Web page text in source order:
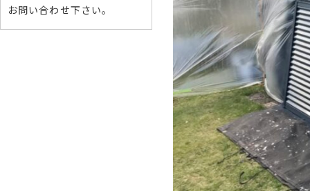
お問い合わせ下さい。